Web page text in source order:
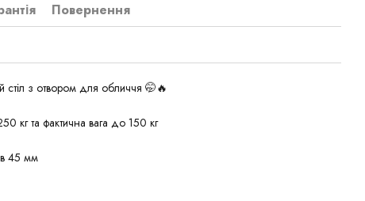
Повернення
стіл з отвором для обличчя 🤭🔥
кг та фактична вага до 150 кг
в 45 мм